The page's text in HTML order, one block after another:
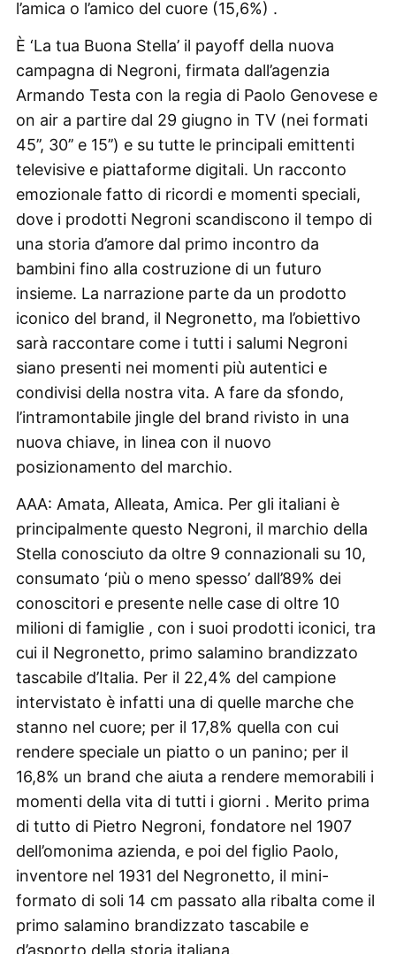
l’amica o l’amico del cuore (15,6%) .
È ‘La tua Buona Stella’ il payoff della nuova
campagna di Negroni, firmata dall’agenzia
Armando Testa con la regia di Paolo Genovese e
on air a partire dal 29 giugno in TV (nei formati
45’’, 30’’ e 15’’) e su tutte le principali emittenti
televisive e piattaforme digitali. Un racconto
emozionale fatto di ricordi e momenti speciali,
dove i prodotti Negroni scandiscono il tempo di
una storia d’amore dal primo incontro da
bambini fino alla costruzione di un futuro
insieme. La narrazione parte da un prodotto
iconico del brand, il Negronetto, ma l’obiettivo
sarà raccontare come i tutti i salumi Negroni
siano presenti nei momenti più autentici e
condivisi della nostra vita. A fare da sfondo,
l’intramontabile jingle del brand rivisto in una
nuova chiave, in linea con il nuovo
posizionamento del marchio.
AAA: Amata, Alleata, Amica. Per gli italiani è
principalmente questo Negroni, il marchio della
Stella conosciuto da oltre 9 connazionali su 10,
consumato ‘più o meno spesso’ dall’89% dei
conoscitori e presente nelle case di oltre 10
milioni di famiglie , con i suoi prodotti iconici, tra
cui il Negronetto, primo salamino brandizzato
tascabile d’Italia. Per il 22,4% del campione
intervistato è infatti una di quelle marche che
stanno nel cuore; per il 17,8% quella con cui
rendere speciale un piatto o un panino; per il
16,8% un brand che aiuta a rendere memorabili i
momenti della vita di tutti i giorni . Merito prima
di tutto di Pietro Negroni, fondatore nel 1907
dell’omonima azienda, e poi del figlio Paolo,
inventore nel 1931 del Negronetto, il mini-
formato di soli 14 cm passato alla ribalta come il
primo salamino brandizzato tascabile e
d’asporto della storia italiana.